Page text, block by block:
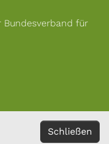
Schließen
Bundesverband für